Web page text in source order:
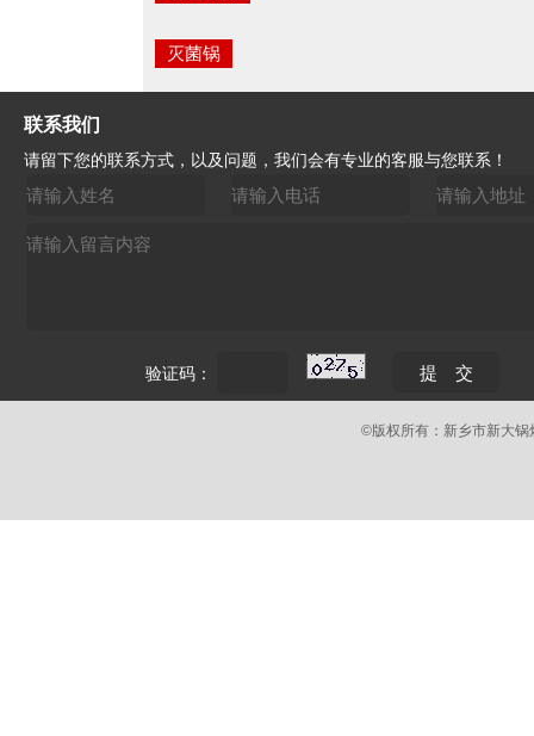
灭菌锅
联系我们
请留下您的联系方式，以及问题，我们会有专业的客服与您联系！
验证码：
©版权所有：新乡市新大